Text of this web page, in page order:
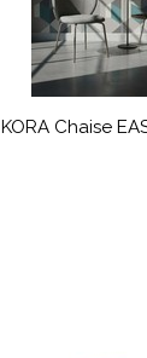
KORA Chaise